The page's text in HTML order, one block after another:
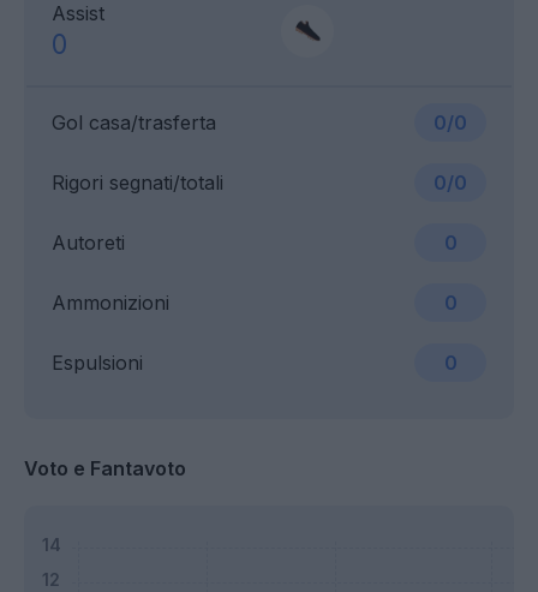
Assist
0
Gol casa/trasferta 0/0
Ammonizioni 0
Rigori segnati/totali 0/0
Espulsioni 0
Autoreti 0
Voto e Fantavoto